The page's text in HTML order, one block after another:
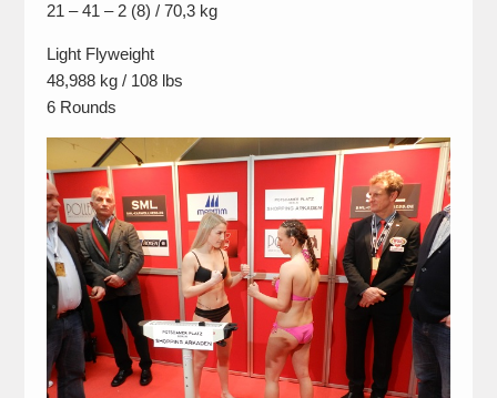
21 – 41 – 2 (8) / 70,3 kg
Light Flyweight
48,988 kg / 108 lbs
6 Rounds